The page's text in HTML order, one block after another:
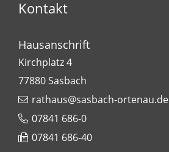
Kontakt
Hausanschrift
Kirchplatz 4
77880Sasbach
rathaus@sasbach-ortenau.de
07841 686-0
07841 686-40